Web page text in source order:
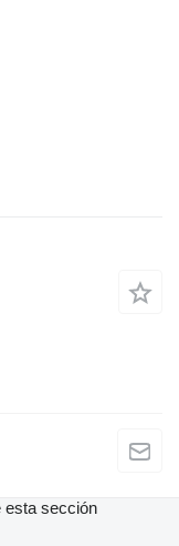
esta sección